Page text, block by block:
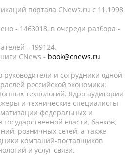
портала CNews.ru c 11.1998
- 1463018, в очереди разбора -
- 199124.
CNews - book@cnews.ru
руководители и сотрудники одной
российской экономики:
технологий. Ядро аудитории
и технические специалисты
федеральных и
власти, банков,
розничных сетей, а также
компаний-поставщиков
и услуг связи.